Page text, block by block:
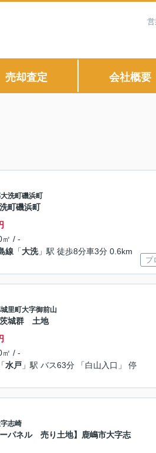
売却査定 会社概要
洗町磯浜町
町磯浜町
㎡ / -
線 「大洗」駅 徒歩8分車3分 0.6km
プ
里町大字御前山
城群 土地
㎡ / -
「水戸 」駅 バス63分 「白山入口」 停
志崎
ーパネル 売り土地】鹿嶋市大字志